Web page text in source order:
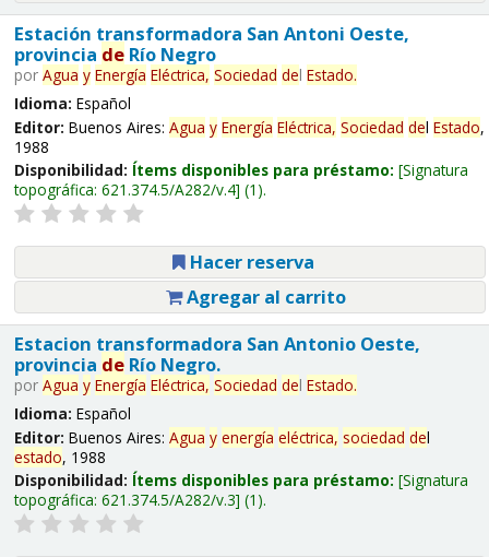
Estación transformadora San Antoni Oeste,
provincia deRío Negro
por Agua y Energía Eléctrica, Sociedad del Estado.
Idioma: Español
Editor: Buenos Aires: Agua y Energía Eléctrica, Sociedad del Estado,
1988
Disponibilidad: Ítems disponibles para préstamo: Signatura
topográfica: 621.374.5/A282/v.4 (1).
Hacer reserva
Agregar al carrito
Estacion transformadora San Antonio Oeste,
provincia deRío Negro.
por Agua y Energía Eléctrica, Sociedad del Estado.
Idioma: Español
Editor: Buenos Aires: Agua y energía eléctrica, sociedad del
estado, 1988
Disponibilidad: Ítems disponibles para préstamo: Signatura
topográfica: 621.374.5/A282/v.3 (1).